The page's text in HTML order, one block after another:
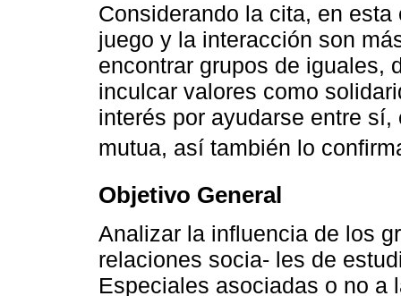
Considerando la cita, en
juego y la interacción son
encontrar grupos de iguales,
inculcar valores como
interés por ayudarse entre
mutua, así también lo
Objetivo General
Analizar la influencia de los
relaciones socia- les de
Especiales asociadas o no a